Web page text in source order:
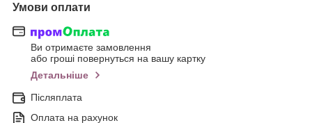
Умови оплати
Ви отримаєте замовлення
або гроші повернуться на вашу картку
Детальніше
Післяплата
Оплата на рахунок